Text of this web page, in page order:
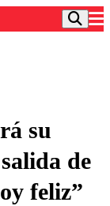
su
de
feliz”